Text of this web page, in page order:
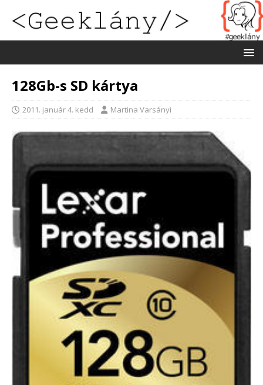
128Gb-s SD kártya
2011. január 4. kedd Martina Varsányi